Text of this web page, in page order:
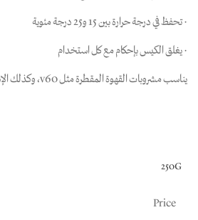
· تحفظ في درجة حرارة بين 15 و25 درجة مئوية
· يغلق الكيس بإحكام مع كل استخدام
يناسب مشروبات القهوة المقطرة مثل v60، وكذلك الإسبريسو.
250G
Price